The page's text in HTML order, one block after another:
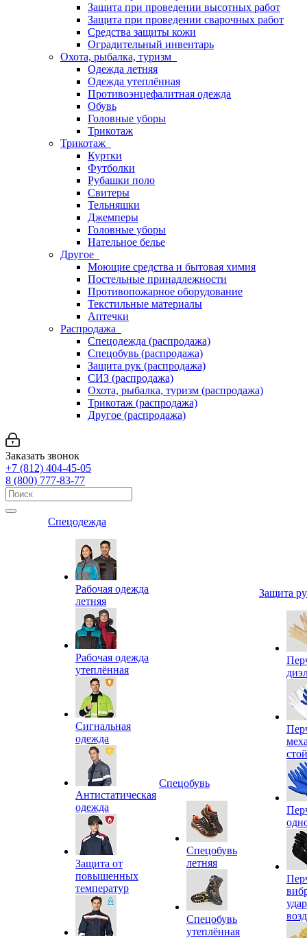
Защита при проведении высотных работ
Защита при проведении сварочных работ
Средства защиты кожи
Оградительный инвентарь
Охота, рыбалка, туризм
Одежда летняя
Одежда утеплённая
Противоэнцефалитная одежда
Обувь
Головные уборы
Трикотаж
Трикотаж
Куртки
Футболки
Рубашки поло
Свитеры
Тельняшки
Джемперы
Головные уборы
Нательное белье
Другое
Моющие средства и бытовая химия
Постельные принадлежности
Противопожарное оборудование
Текстильные материалы
Аптечки
Распродажа
Спецодежда (распродажа)
Спецобувь (распродажа)
Защита рук (распродажа)
СИЗ (распродажа)
Охота, рыбалка, туризм (распродажа)
Трикотаж (распродажа)
Другое (распродажа)
Заказать звонок
+7 (812) 404-45-05
8 (800) 777-83-77
Спецодежда
Рабочая одежда
летняя
Рабочая одежда
утеплённая
Сигнальная
одежда
Антистатическая
одежда
Защита от
повышенных
температур
Спецобувь
Спецобувь
летняя
Спецобувь
утеплённая
Защита